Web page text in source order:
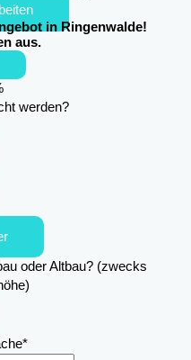
in Ringenwalde!
aus.
werden?
oder Altbau? (zwecks
*